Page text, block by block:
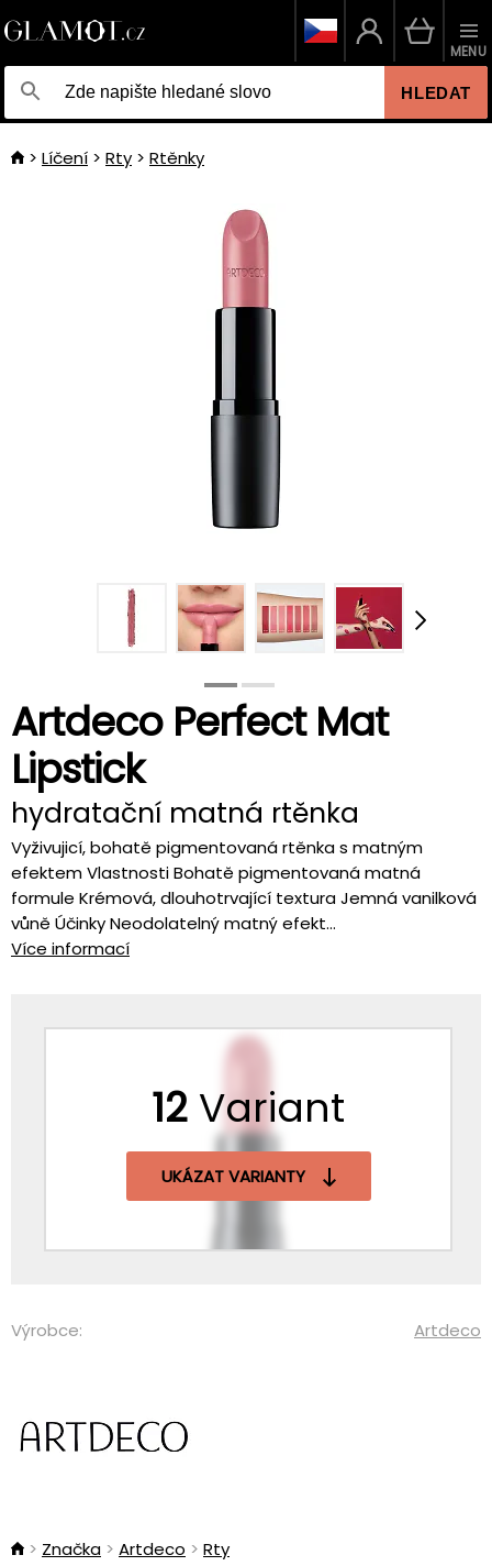
HLEDAT
MENU
Líčení Rty Rtěnky
Artdeco Perfect Mat
Lipstick
hydratační matná rtěnka
Vyživujicí, bohatě pigmentovaná rtěnka s matným
efektem Vlastnosti Bohatě pigmentovaná matná
formule Krémová, dlouhotrvající textura Jemná vanilková
vůně Účinky Neodolatelný matný efekt...
Více informací
12 Variant
UKÁZAT VARIANTY
Výrobce: Artdeco
Značka Artdeco Rty